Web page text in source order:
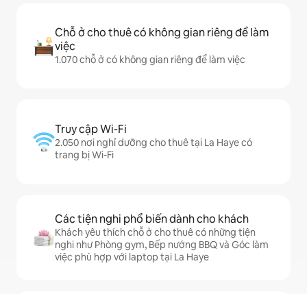
Chỗ ở cho thuê có không gian riêng để làm
việc
1.070 chỗ ở có không gian riêng để làm việc
Truy cập Wi-Fi
2.050 nơi nghỉ dưỡng cho thuê tại La Haye có
trang bị Wi-Fi
Các tiện nghi phổ biến dành cho khách
Khách yêu thích chỗ ở cho thuê có những tiện
nghi như Phòng gym, Bếp nướng BBQ và Góc làm
việc phù hợp với laptop tại La Haye